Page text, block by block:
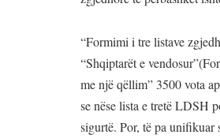
“Formimi i tre listave
“Shqiptarët e
me një qëllim” 3500 vota
se nëse lista e tretë LDSH
sigurtë. Por, të pa unifikuar